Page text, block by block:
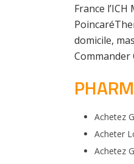
France
domicile,
Commander
Achetez
Acheter
Achetez